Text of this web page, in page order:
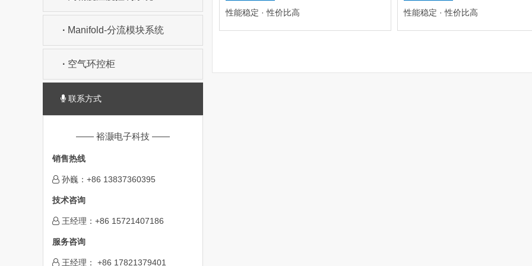
· Manifold-分流模块系统
· 空气环控柜
联系方式
—— 裕灏电子科技 ——
销售热线
孙巍：+86 13837360395
技术咨询
王经理：+86 15721407186
服务咨询
王经理： +86 17821379401
性能稳定 · 性价比高 性能稳定 · 性价比高